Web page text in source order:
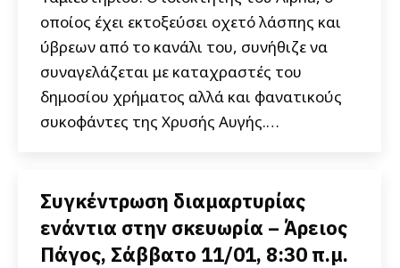
οποίος έχει εκτοξεύσει οχετό λάσπης και
ύβρεων από το κανάλι του, συνήθιζε να
συναγελάζεται με καταχραστές του
δημοσίου χρήματος αλλά και φανατικούς
συκοφάντες της Χρυσής Αυγής.…
Συγκέντρωση διαμαρτυρίας
ενάντια στην σκευωρία – Άρειος
Πάγος, Σάββατο 11/01, 8:30 π.μ.